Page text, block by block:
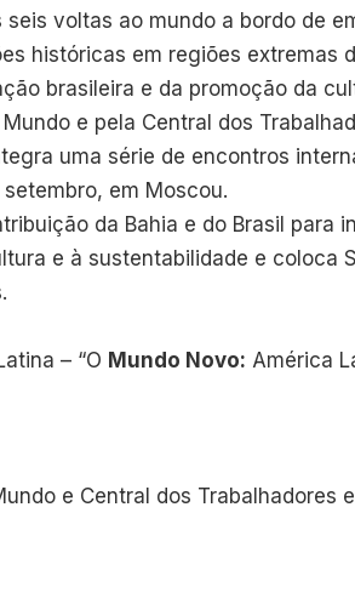
voltas ao mundo a bordo de
históricas em regiões extremas
brasileira e da promoção da
e pela Central dos
uma série de encontros
em Moscou.
da Bahia e do Brasil para
e à sustentabilidade e coloca
– “O Mundo Novo: América
e Central dos Trabalhadores